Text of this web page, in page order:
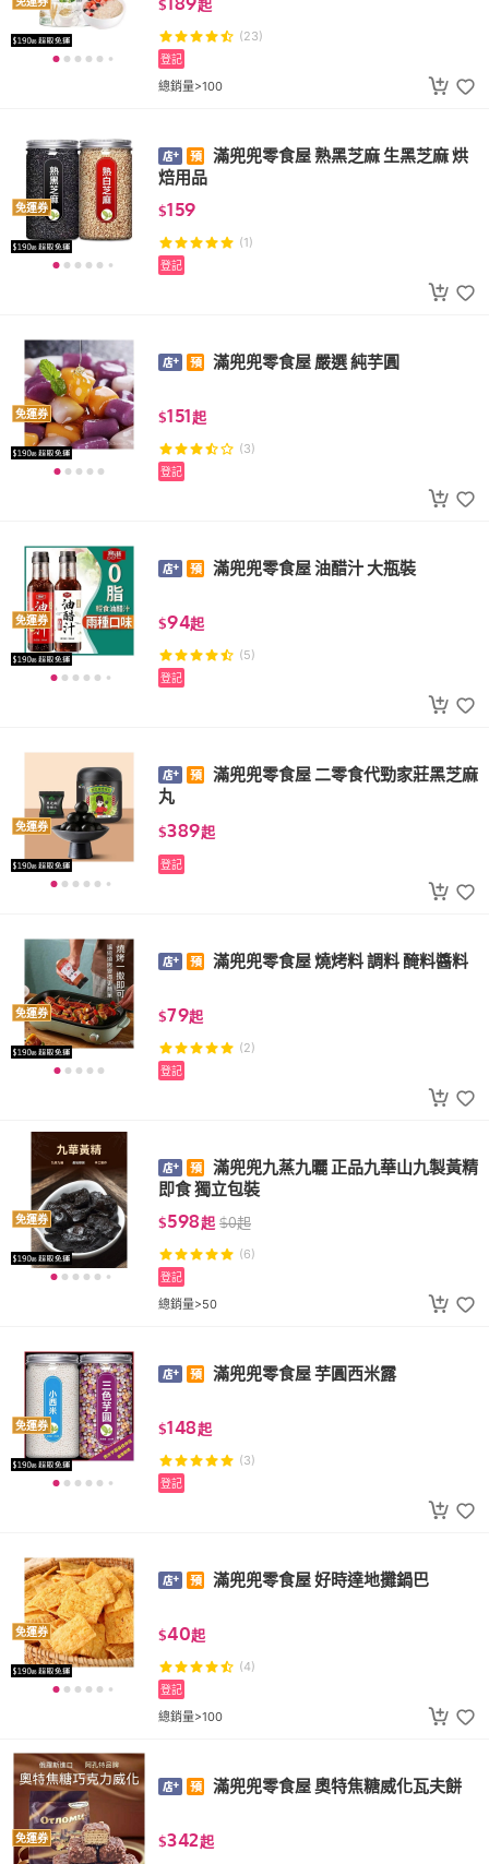
$ 起
(23)
總銷量>100
登記
免運券
滿兜兜零食屋 熟黑芝麻 生黑芝麻 烘
焙用品
$159
(1)
登記
免運券
滿兜兜零食屋 嚴選 純芋圓
$151起
(3)
登記
免運券
滿兜兜零食屋 油醋汁 大瓶裝
$94起
(5)
登記
免運券
滿兜兜零食屋 二零食代勁家莊黑芝麻
丸
$389起
登記
免運券
滿兜兜零食屋 燒烤料 調料 醃料醬料
$79起
(2)
登記
免運券
滿兜兜九蒸九曬 正品九華山九製黃精
即食 獨立包裝
$598起 $0起
(6)
總銷量>50
登記
免運券
滿兜兜零食屋 芋圓西米露
$148起
(3)
登記
免運券
滿兜兜零食屋 好時達地攤鍋巴
$40起
(4)
總銷量>100
登記
免運券
滿兜兜零食屋 奧特焦糖威化瓦夫餅
$342起